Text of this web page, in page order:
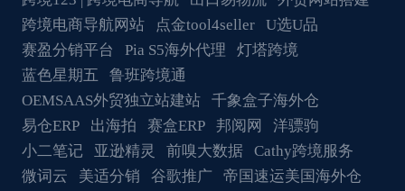
跨境电商导航网站
点金tool4seller
U选U品
赛盈分销平台
Pia S5海外代理
灯塔跨境
蓝色星期五
鲁班跨境通
OEMSAAS外贸独立站建站
千象盒子海外仓
易仓ERP
出海拍 赛盒ERP 邦阅网
洋骠驹
小二笔记
亚逊精灵 前嗅大数据
Cathy跨境服务
微词云
美适分销 谷歌推广
帝国速运美国海外仓